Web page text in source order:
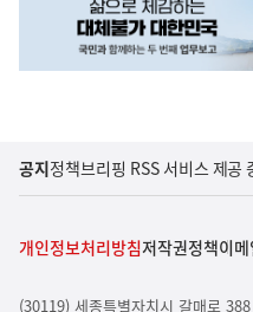
공지정책브리핑 RSS 서비스 제공
개인정보처리방침저작권정책이
(30119) 세종특별자치시 갈매로